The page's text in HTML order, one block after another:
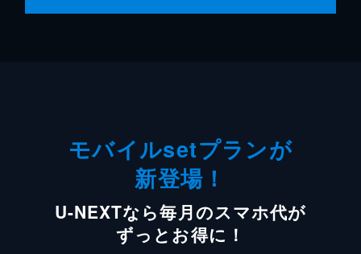
モバイルsetプランが
新登場！
U-NEXTなら毎月のスマホ代が
ずっとお得に！